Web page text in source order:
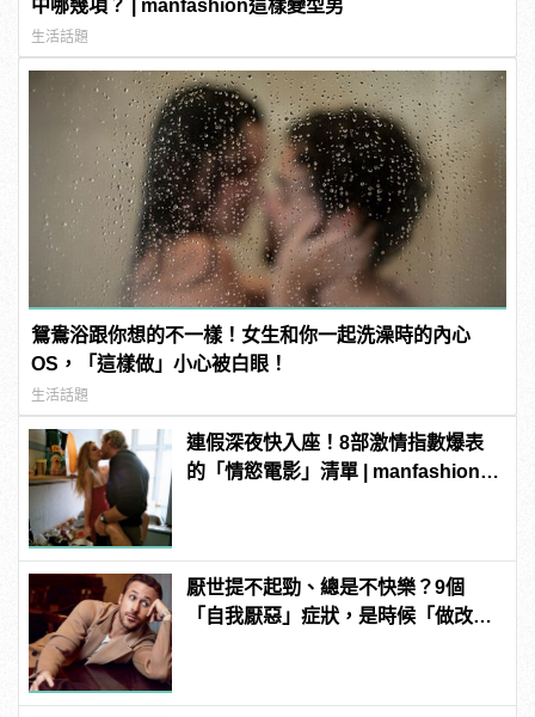
中哪幾項？ | manfashion這樣變型男
生活話題
鴛鴦浴跟你想的不一樣！女生和你一起洗澡時的內心
OS，「這樣做」小心被白眼！
生活話題
連假深夜快入座！8部激情指數爆表
的「情慾電影」清單 | manfashion這
厭世提不起勁、總是不快樂？9個
「自我厭惡」症狀，是時候「做改